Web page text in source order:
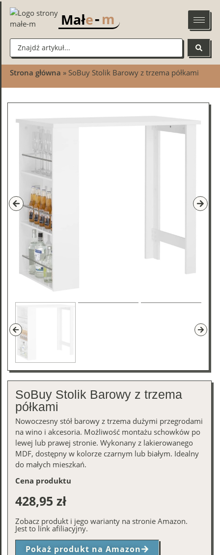
Małe-m
Strona główna » SoBuy Stolik Barowy z trzema półkami
SoBuy Stolik Barowy z trzema
półkami
Nowoczesny stół barowy z trzema dużymi przegrodami
na wino i akcesoria. Możliwość montażu schowków po
lewej lub prawej stronie. Wykonany z lakierowanego
MDF, dostępny w kolorze czarnym lub białym. Idealny
do małych mieszkań.
Cena produktu
428,95 zł
Zobacz produkt i jego warianty na stronie Amazon.
Jest to link afiliacyjny.
Pokaż produkt na Amazon